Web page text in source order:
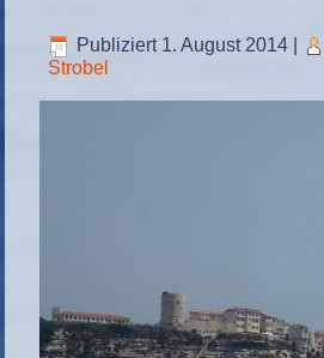
Publiziert 1. August 2014
Strobel